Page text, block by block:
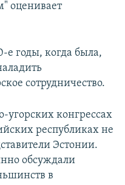
оценивает
годы, когда была,
сотрудничество.
угорских конгрессах
республиках не
Эстонии.
обсуждали
в